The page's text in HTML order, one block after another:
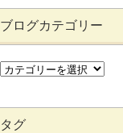
ブログカテゴリー
タグ